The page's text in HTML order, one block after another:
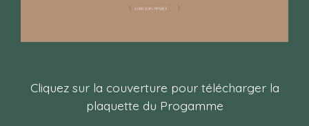
Cliquez sur la couverture pour télécharger la
plaquette du Progamme